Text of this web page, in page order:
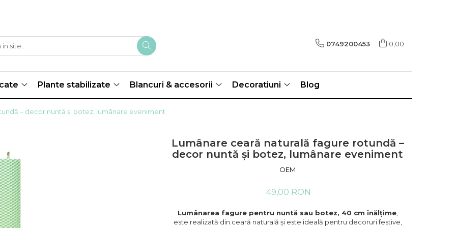
0749200453 0,00
Plante stabilizate Blancuri & accesorii Decoratiuni Blog
– decor nuntă și botez, lumânare eveniment
Lumânare ceară naturală fagure rotundă –
decor nuntă și botez, lumânare eveniment
OEM
49,00 RON
Lumânarea fagure pentru nuntă sau botez, 40 cm înălțime,
este realizată din ceară naturală și este ideală pentru decoruri festive,